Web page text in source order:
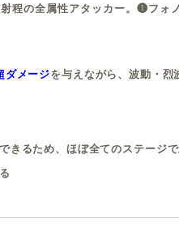
程の全属性アタッカー。❶フォ
ダメージを与えながら、波動・烈
きるため、ほぼ全てのステージ